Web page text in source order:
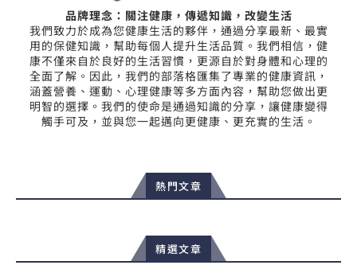
品牌理念：關注健康，傳遞知識，改變生活
我們致力於成為您健康生活的夥伴，通過分享最新、最實
用的保健知識，幫助每個人提升生活品質。我們相信，健
康不僅來自於良好的生活習慣，更源自於對身體和心理的
全面了解。因此，我們的部落格匯集了專業的健康資訊，
涵蓋營養、運動、心理健康等多方面內容，幫助您做出更
明智的選擇。我們的使命是通過知識的分享，讓健康變得
觸手可及，並與您一起邁向更健康、更充實的生活。
熱門文章
精選文章